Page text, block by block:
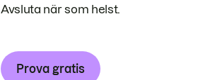
Avsluta när som helst.
Prova gratis